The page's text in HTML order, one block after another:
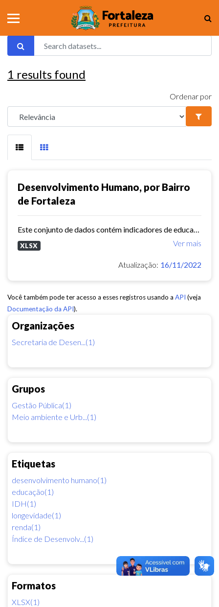
Organizações
Secretaria de Desen...(1)
Grupos
Gestão Pública(1)
Meio ambiente e Urb...(1)
Etiquetas
desenvolvimento humano(1)
educação(1)
IDH(1)
longevidade(1)
renda(1)
Índice de Desenvolv...(1)
Formatos
XLSX(1)
1 results found
Ordenar por
Desenvolvimento Humano, por Bairro
de Fortaleza
Ver mais
XLSX
Atualização: 16/11/2022
Você também pode ter acesso a esses registros usando a API (veja
Documentação da API).